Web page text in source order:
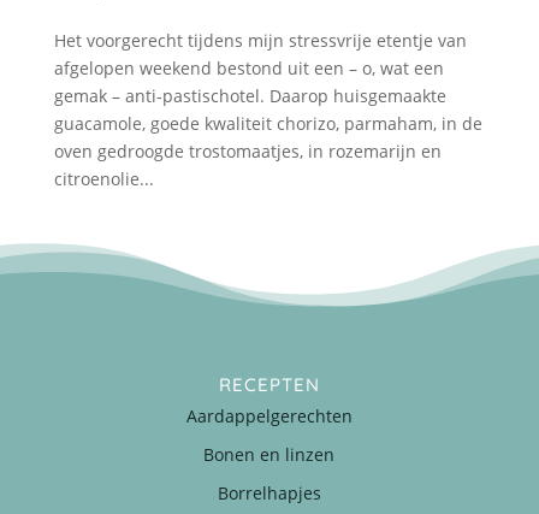
Het voorgerecht tijdens mijn stressvrije etentje van
afgelopen weekend bestond uit een – o, wat een
gemak – anti-pastischotel. Daarop huisgemaakte
guacamole, goede kwaliteit chorizo, parmaham, in de
oven gedroogde trostomaatjes, in rozemarijn en
citroenolie...
RECEPTEN
Aardappelgerechten
Bonen en linzen
Borrelhapjes